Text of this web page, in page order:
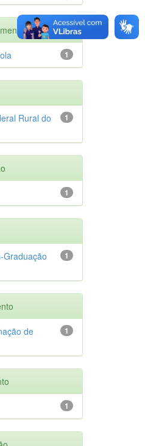
1
1
Rural do
1
1
Graduação
1
de
1